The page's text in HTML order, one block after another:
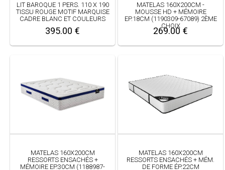
LIT BAROQUE 1 PERS. 110 X 190
TISSU ROUGE MOTIF MARQUISE
CADRE BLANC ET COULEURS
395.00 €
MATELAS 160X200CM -
MOUSSE HD + MÉMOIRE
EP.18CM (1190309-67089) 2ÈME
CHOIX
269.00 €
MATELAS 160X200CM
RESSORTS ENSACHÉS +
MÉMOIRE EP.30CM (1188987-
MATELAS 160X200CM
RESSORTS ENSACHÉS + MÉM.
DE FORME ÉP.22CM